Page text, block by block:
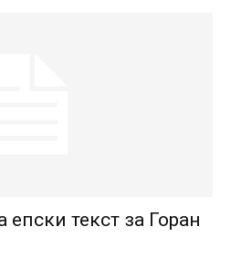
текст за Горан